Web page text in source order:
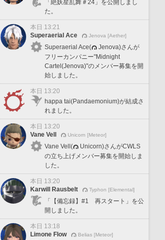
「絶妖星乱舞＃24」を公開しまし
た。
本日 13:21
Superaerial Ace
Jenova [Aether]
Superaerial Ace(
Jenova)さんが
フリーカンパニー"Midnight
Cartel(Jenova)"のメンバー募集を開
始しました。
本日 13:20
happa tai(Pandaemonium)が結成さ
れました。
本日 13:20
Vane Vell
Unicorn [Meteor]
Vane Vell(
Unicorn)さんがCWLS
の立ち上げメンバー募集を開始しま
した。
本日 13:20
Karwill Rausbelt
Typhon [Elemental]
「【備忘録】#1 再スタート」を公
開しました。
本日 13:18
Limone Flow
Belias [Meteor]